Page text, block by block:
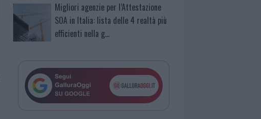
Migliori agenzie per l’Attestazione
SOA in Italia: lista delle 4 realtà più
efficienti nella g…